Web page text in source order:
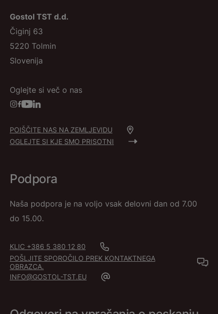
Gostol TST d.d.
Čiginj 63
5220 Tolmin
Slovenija
Oglejte si več o nas
POIŠČITE NAS NA ZEMLJEVIDU
OGLEJTE SI KJE SMO PRISOTNI
Podpora
Naša podpora je na voljo vsak delovni dan od 7.00
do 15.00.
KLIC +386 5 380 12 80
POŠLJITE SPOROČILO PREK KONTAKTNEGA
OBRAZCA.
INFO@GOSTOL-TST.EU